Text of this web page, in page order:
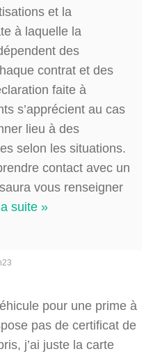
et la
à laquelle la
des
contrat et des
faite à
s’apprécient au cas
lieu à des
selon les situations.
contact avec un
vous renseigner
suite »
pour une prime à
pas de certificat de
j’ai juste la carte